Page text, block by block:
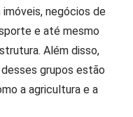
negócios de
e até mesmo
Além disso,
grupos estão
a agricultura e a